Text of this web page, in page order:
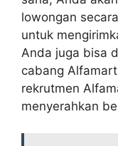
lowongan
untuk
Anda juga bisa
cabang
rekrutmen
menyerahkan